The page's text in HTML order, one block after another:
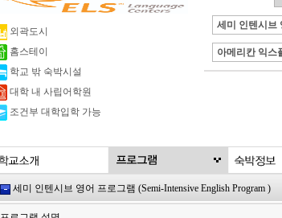
외곽도시
홈스테이
학교 밖 숙박시설
대학 내 사립어학원
조건부 대학입학 가능
세미 인텐시브
아메리칸 익스
세미 인텐시브 영어 프로그램 (Semi-Intensive English Program )